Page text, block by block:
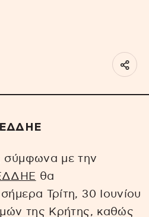
σύμφωνα με την
θα
Τρίτη, 30 Ιουνίου
της Κρήτης, καθώς